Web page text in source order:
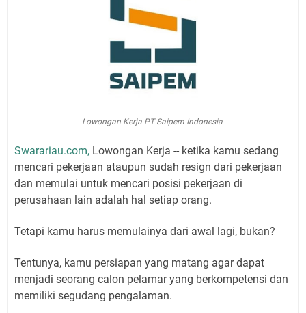
Lowongan Kerja PT Saipem Indonesia
Swarariau.com, Lowongan Kerja -- ketika kamu sedang
mencari pekerjaan ataupun sudah resign dari pekerjaan
dan memulai untuk mencari posisi pekerjaan di
perusahaan lain adalah hal setiap orang.
Tetapi kamu harus memulainya dari awal lagi, bukan?
Tentunya, kamu persiapan yang matang agar dapat
menjadi seorang calon pelamar yang berkompetensi dan
memiliki segudang pengalaman.